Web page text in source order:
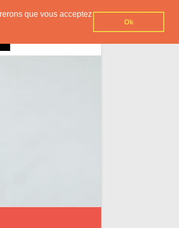
que vous acceptez
Ok